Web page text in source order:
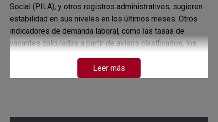
Social (PILA), y otros registros administrativos, sugieren
estabilidad en sus niveles en los últimos meses. Otros
indicadores de demanda laboral, como las tasas de
vacantes calculadas a partir de avisos clasificados, los
estimadas a partir de las contrataciones de la GEIH,
registran una rápida contracción en el margen. Esto es
trimestral de expectativas económicas del Banco de la
Leer más